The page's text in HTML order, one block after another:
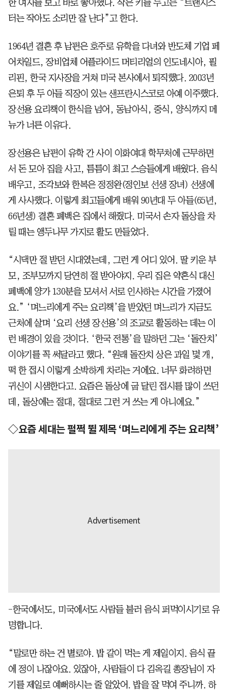
한 여자를 보고 바로 좋아했다. 작은 키를 두고는 “트랜지스
터는 작아도 소리만 잘 난다”고 한다.
1964년 결혼 후 남편은 호주로 유학을 다녀와 반도체 기업 페
어차일드, 장비업체 어플라이드 머티리얼의 인도네시아, 필
리핀, 한국 지사장을 거쳐 미국 본사에서 퇴직했다. 2003년
은퇴 후 두 아들 직장이 있는 샌프란시스코로 아예 이주했다.
장선용 요리책이 한식을 넘어, 동남아식, 중식, 양식까지 메
뉴가 너른 이유다.
장선용은 남편이 유학 간 사이 이화여대 학무처에 근무하면
서 돈 모아 집을 사고, 틈틈이 최고 스승들에게 배웠다. 음식
배우고, 조각보와 한복은 정정완(정인보 선생 장녀) 선생에
게 사사했다. 이렇게 최고들에게 배워 90년대 두 아들(65년,
66년생) 결혼 폐백은 집에서 해줬다. 미국서 손자 돌상을 차
릴 때는 앵두나무 가지로 활도 만들었다.
“시댁만 절 받던 시대였는데, 그런 게 어디 있어. 딸 키운 부
모, 조부모까지 당연히 절 받아야지. 우리 집은 약혼식 대신
폐백에 양가 130분을 모셔서 서로 인사하는 시간을 가졌어
요.” ‘며느리에게 주는 요리책’을 받았던 며느리가 지금도
근처에 살며 ‘요리 선생 장선용’의 조교로 활동하는 데는 이
런 배경이 있을 것이다. ‘한국 전통’을 말하던 그는 ‘돌잔치’
이야기를 꼭 써달라고 했다. “원래 돌잔치 상은 과일 몇 개,
떡 한 접시 이렇게 소박하게 차리는 거에요. 너무 화려하면
귀신이 시샘한다고. 요즘은 돌상에 굽 달린 접시를 많이 쓰던
데, 돌상에는 절대, 절대로 그런 거 쓰는 게 아니에요.”
◇요즘 세대는 펄쩍 뛸 제목 ‘며느리에게 주는 요리책’
-한국에서도, 미국에서도 사람들 불러 음식 퍼먹이시기로 유
명합니다.
“말로만 하는 건 별로야. 밥 같이 먹는 게 제일이지. 음식 끝
에 정이 나잖아요. 있잖아, 사람들이 다 김옥길 총장님이 자
기를 제일로 예뻐하시는 줄 알았어. 밥을 잘 먹여 주니까. 하